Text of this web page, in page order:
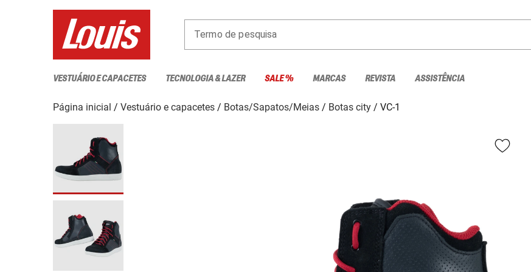
Termo de pesquisa
VESTUÁRIO E CAPACETES TECNOLOGIA & LAZER SALE % MARCAS REVISTA ASSISTÊNCIA
Página inicial Vestuário e capacetes Botas/Sapatos/Meias Botas city
VC-1